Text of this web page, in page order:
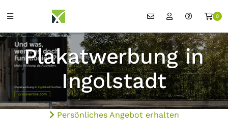
0
Plakatwerbung in
Ingolstadt
Persönliches Angebot erhalten